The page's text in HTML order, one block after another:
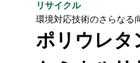
リサイクル
環境対応技術のさらなる
ポリウレタ